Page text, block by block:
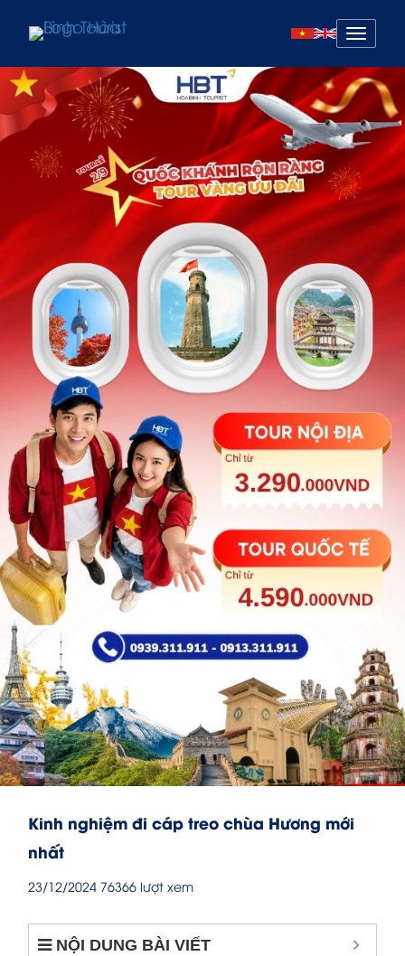
Mở
menu
Kinh nghiệm đi cáp treo chùa Hương mới
nhất
23/12/2024 76366 lượt xem
NỘI DUNG BÀI VIẾT